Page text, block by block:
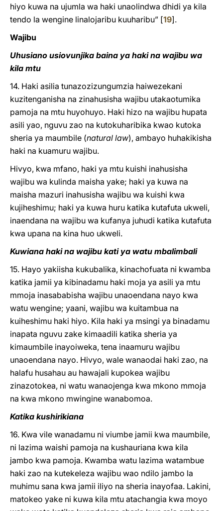
hiyo kuwa na ujumla wa haki unaolindwa dhidi ya kila
tendo la wengine linalojaribu kuuharibu” [19].
Wajibu
Uhusiano usiovunjika baina ya haki na wajibu wa
kila mtu
14. Haki asilia tunazozizungumzia haiwezekani
kuzitenganisha na zinahusisha wajibu utakaotumika
pamoja na mtu huyohuyo. Haki hizo na wajibu hupata
asili yao, nguvu zao na kutokuharibika kwao kutoka
sheria ya maumbile (natural law), ambayo huhakikisha
haki na kuamuru wajibu.
Hivyo, kwa mfano, haki ya mtu kuishi inahusisha
wajibu wa kulinda maisha yake; haki ya kuwa na
maisha mazuri inahusisha wajibu wa kuishi kwa
kujiheshimu; haki ya kuwa huru katika kutafuta ukweli,
inaendana na wajibu wa kufanya juhudi katika kutafuta
kwa upana na kina huo ukweli.
Kuwiana haki na wajibu kati ya watu mbalimbali
15. Hayo yakiisha kukubalika, kinachofuata ni kwamba
katika jamii ya kibinadamu haki moja ya asili ya mtu
mmoja inasababisha wajibu unaoendana nayo kwa
watu wengine; yaani, wajibu wa kuitambua na
kuiheshimu haki hiyo. Kila haki ya msingi ya binadamu
inapata nguvu zake kimaadili katika sheria ya
kimaumbile inayoiweka, tena inaamuru wajibu
unaoendana nayo. Hivyo, wale wanaodai haki zao, na
halafu husahau au hawajali kupokea wajibu
zinazotokea, ni watu wanaojenga kwa mkono mmoja
na kwa mkono mwingine wanabomoa.
Katika kushirikiana
16. Kwa vile wanadamu ni viumbe jamii kwa maumbile,
ni lazima waishi pamoja na kushauriana kwa kila
jambo kwa pamoja. Kwamba watu lazima watambue
haki zao na kutekeleza wajibu wao ndilo jambo la
muhimu sana kwa jamii iliyo na sheria inayofaa. Lakini,
matokeo yake ni kuwa kila mtu atachangia kwa moyo